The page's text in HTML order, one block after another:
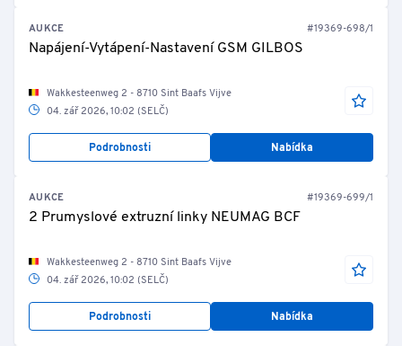
AUKCE #19369-698/1
Napájení-Vytápení-Nastavení GSM GILBOS
Wakkesteenweg 2 - 8710 Sint Baafs Vijve
04. zář 2026, 10:02 (SELČ)
Podrobnosti Nabídka
AUKCE #19369-699/1
2 Prumyslové extruzní linky NEUMAG BCF
Wakkesteenweg 2 - 8710 Sint Baafs Vijve
04. zář 2026, 10:02 (SELČ)
Podrobnosti Nabídka